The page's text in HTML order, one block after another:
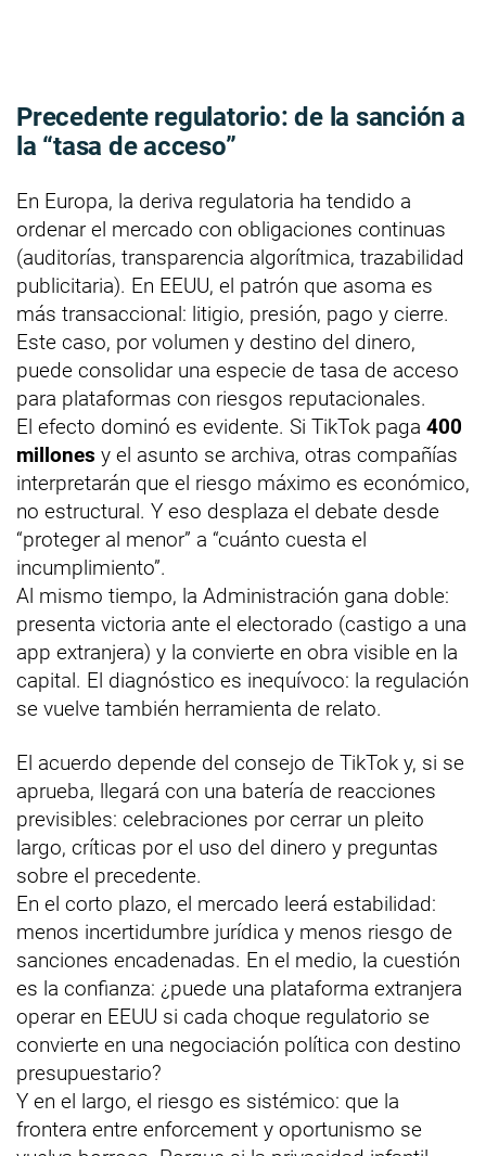
Precedente regulatorio: de la sanción a
la “tasa de acceso”
En Europa, la deriva regulatoria ha tendido a
ordenar el mercado con obligaciones continuas
(auditorías, transparencia algorítmica, trazabilidad
publicitaria). En EEUU, el patrón que asoma es
más transaccional: litigio, presión, pago y cierre.
Este caso, por volumen y destino del dinero,
puede consolidar una especie de tasa de acceso
para plataformas con riesgos reputacionales.
El efecto dominó es evidente. Si TikTok paga 400
millones y el asunto se archiva, otras compañías
interpretarán que el riesgo máximo es económico,
no estructural. Y eso desplaza el debate desde
“proteger al menor” a “cuánto cuesta el
incumplimiento”.
Al mismo tiempo, la Administración gana doble:
presenta victoria ante el electorado (castigo a una
app extranjera) y la convierte en obra visible en la
capital. El diagnóstico es inequívoco: la regulación
se vuelve también herramienta de relato.
El acuerdo depende del consejo de TikTok y, si se
aprueba, llegará con una batería de reacciones
previsibles: celebraciones por cerrar un pleito
largo, críticas por el uso del dinero y preguntas
sobre el precedente.
En el corto plazo, el mercado leerá estabilidad:
menos incertidumbre jurídica y menos riesgo de
sanciones encadenadas. En el medio, la cuestión
es la confianza: ¿puede una plataforma extranjera
operar en EEUU si cada choque regulatorio se
convierte en una negociación política con destino
presupuestario?
Y en el largo, el riesgo es sistémico: que la
frontera entre enforcement y oportunismo se